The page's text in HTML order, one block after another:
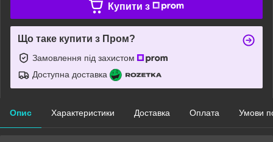
Купити з
Що таке купити з Пром?
Замовлення під захистом
Доступна доставка
Опис Характеристики Доставка Оплата Умови